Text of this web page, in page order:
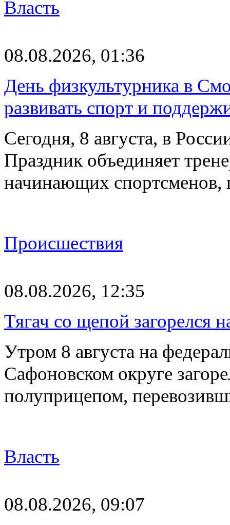
Власть
08.08.2026, 01:36
День физкультурника в
развивать спорт и
Сегодня, 8 августа, в
Праздник объединяет
начинающих
Происшествия
08.08.2026, 12:35
Тягач со щепой загорелся
Утром 8 августа на
Сафоновском округе
полуприцепом,
Власть
08.08.2026, 09:07